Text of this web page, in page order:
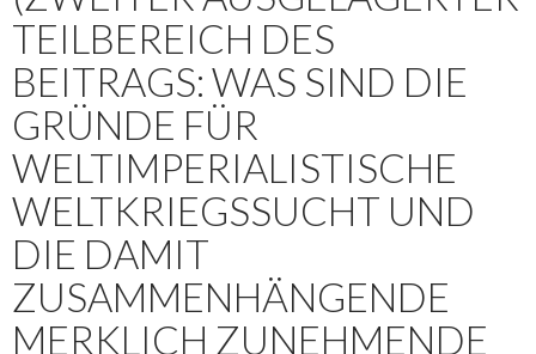
TEILBEREICH DES
BEITRAGS: WAS SIND DIE
GRÜNDE FÜR
WELTIMPERIALISTISCHE
WELTKRIEGSSUCHT UND
DIE DAMIT
ZUSAMMENHÄNGENDE
MERKLICH ZUNEHMENDE